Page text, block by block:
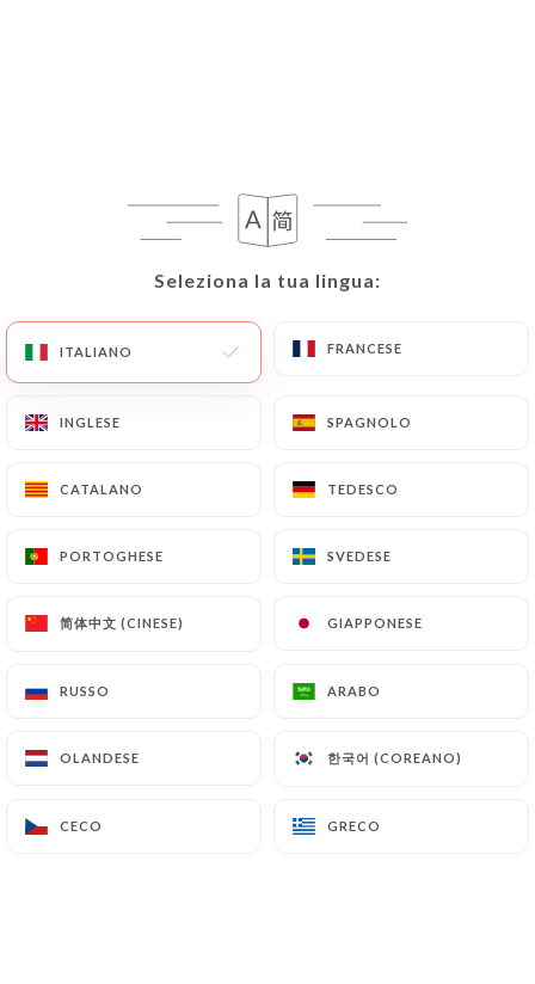
Seleziona la tua lingua:
ITALIANO FRANCESE
INGLESE SPAGNOLO
CATALANO TEDESCO
PORTOGHESE SVEDESE
简体中文 (CINESE) GIAPPONESE
RUSSO ARABO
OLANDESE 한국어 (COREANO)
CECO GRECO
Seleziona la tua lingua:
ITALIANO FRANCESE
INGLESE SPAGNOLO
CATALANO TEDESCO
PORTOGHESE SVEDESE
简体中文 (CINESE) GIAPPONESE
RUSSO ARABO
OLANDESE 한국어 (COREANO)
CECO GRECO